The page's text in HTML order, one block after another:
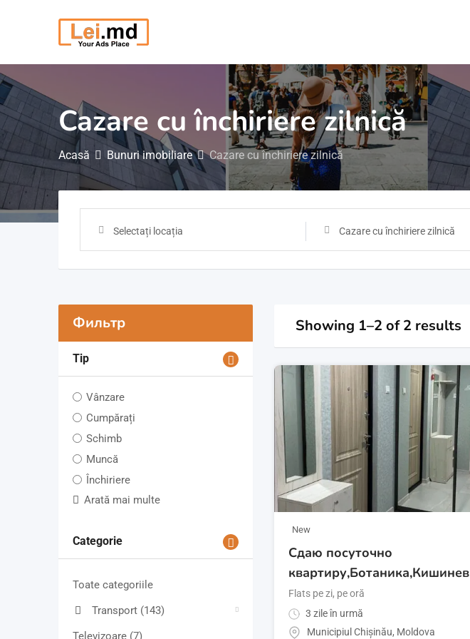
Cazare cu închiriere zilnică
Acasă Bunuri imobiliare Cazare cu închiriere zilnică
Selectați locația Cazare cu închiriere zilnică
Фильтр
Tip
Vânzare
Cumpărați
Schimb
Muncă
Închiriere
Arată mai multe
Categorie
Toate categoriile
Transport (143)
Televizoare (7)
Showing 1–2 of 2 results
New
Сдаю посуточно
квартиру,Ботаника,Кишинев
Flats pe zi, pe oră
3 zile în urmă
Municipiul Chișinău, Moldova